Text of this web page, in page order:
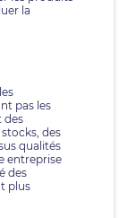
la
pas les
des
des
qualités
entreprise
des
plus